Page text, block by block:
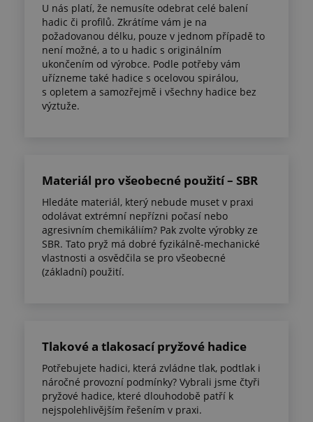
U nás platí, že nemusíte odebrat celé balení
hadic či profilů. Zkrátíme vám je na
požadovanou délku, pouze v jednom případě to
není možné, a to u hadic s originálním
ukončením od výrobce. Podle potřeby vám
uřízneme také hadice s ocelovou spirálou,
s opletem a samozřejmě i všechny hadice bez
výztuže.
Materiál pro všeobecné použití – SBR
Hledáte materiál, který nebude muset v praxi
odolávat extrémní nepřízni počasí nebo
agresivním chemikáliím? Pak zvolte výrobky ze
SBR. Tato pryž má dobré fyzikálně-mechanické
vlastnosti a osvědčila se pro všeobecné
(základní) použití.
Tlakové a tlakosací pryžové hadice
Potřebujete hadici, která zvládne tlak, podtlak i
náročné provozní podmínky? Vybrali jsme čtyři
pryžové hadice, které dlouhodobě patří k
nejspolehlivějším řešením v praxi.